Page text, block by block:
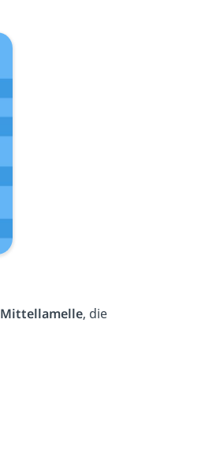
Mittellamelle, die